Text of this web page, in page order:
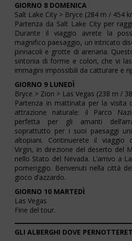
GIORNO 8 DOMENICA
Salt Lake City > Bryce (284 m / 454
Partenza da Salt Lake City per
Durante il viaggio avrete la
magnifico paesaggio, un intricato
pinnacoli e grotte di arenaria.
sintonia di forme e colori, che vi
immagini impossibili da catturare e
GIORNO 9 LUNEDÌ
Bryce > Zion > Las Vegas (238 m /
Partenza in mattinata per la visita
attrazione naturale: il Parco
perfetta per gli amanti
soprattutto per i suoi paesaggi
altopiani. Continuerete il viaggio
Virgin, in direzione del deserto del
nello Stato del Nevada. L’arrivo a
pomeriggio. Benvenuti nella città
gioco d’azzardo.
GIORNO 10 MARTEDÌ
Las Vegas
Fine del tour.
GLI ALBERGHI DOVE